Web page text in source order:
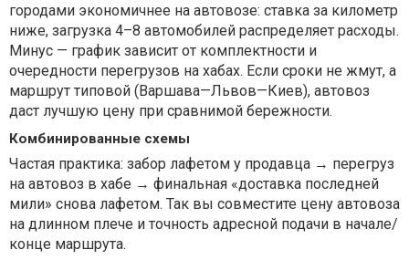
городами экономичнее на автовозе: ставка за километр
ниже, загрузка 4–8 автомобилей распределяет расходы.
Минус — график зависит от комплектности и
очередности перегрузов на хабах. Если сроки не жмут, а
маршрут типовой (Варшава—Львов—Киев), автовоз
даст лучшую цену при сравнимой бережности.
Комбинированные схемы
Частая практика: забор лафетом у продавца → перегруз
на автовоз в хабе → финальная «доставка последней
мили» снова лафетом. Так вы совместите цену автовоза
на длинном плече и точность адресной подачи в начале/
конце маршрута.